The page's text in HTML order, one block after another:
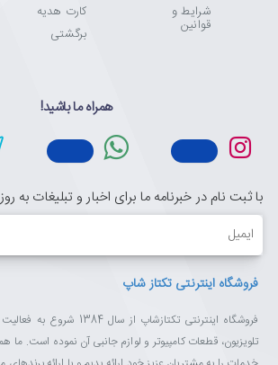
شرایط و
قوانین
کارت هدیه
برگشتی
همراه ما باشید!
با ثبت نام در خبرنامه ما برای اخبار و تبلیغات به
ایمیل
فروشگاه اینترنتی تکتاز شاپ
فروشگاه اینترنتی تکتازشاپ از
تلویزیون، قطعات کامپیوتر و لوازم جانبی آن نموده است. ما